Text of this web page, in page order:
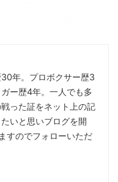
年。プロボクサー歴3
ー歴4年。一人でも多
った証をネット上の記
いと思いブログを開
すのでフォローいただ